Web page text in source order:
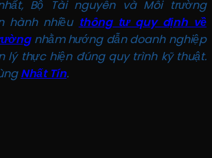
Bộ Tài nguyên và Môi trường
hành nhiều thông tư quy định về
nhằm hướng dẫn doanh nghiệp
lý thực hiện đúng quy trình kỹ thuật.
Nhất Tín.